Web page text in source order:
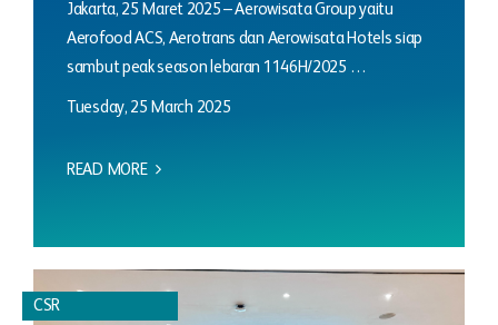
Jakarta, 25 Maret 2025 – Aerowisata Group yaitu
Aerofood ACS, Aerotrans dan Aerowisata Hotels siap
sambut peak season lebaran 1146H/2025 …
Tuesday, 25 March 2025
READ MORE
CSR